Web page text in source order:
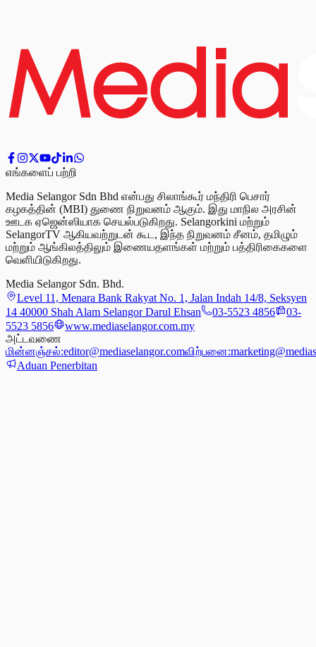
எங்களைப் பற்றி
Media Selangor Sdn Bhd என்பது சிலாங்கூர் மந்திரி பெசார்
கழகத்தின் (MBI) துணை நிறுவனம் ஆகும். இது மாநில அரசின்
ஊடக ஏஜென்ஸியாக செயல்படுகிறது. Selangorkini மற்றும்
SelangorTV ஆகியவற்றுடன் கூட, இந்த நிறுவனம் சீனம், தமிழும்
மற்றும் ஆங்கிலத்திலும் இணையதளங்கள் மற்றும் பத்திரிகைகளை
வெளியிடுகிறது.
Media Selangor Sdn. Bhd.
Level 11, Menara Bank Rakyat No. 1, Jalan Indah 14/8, Seksyen
14 40000 Shah Alam Selangor Darul Ehsan
03-5523 4856
03-
5523 5856
www.mediaselangor.com.my
அட்டவணை
மின்னஞ்சல்:editor@mediaselangor.comவிற்பனை:
Aduan Penerbitan